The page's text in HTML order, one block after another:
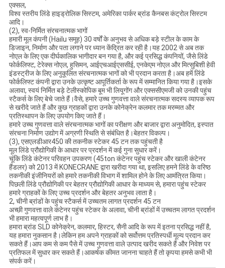
एक्सल,
विश्व स्तरीय लिंडे हाइड्रोलिक सिस्टम, अमेरिका पार्कर ब्रांड कैनबस कंट्रोल सिस्टम
आदि।
(2), स्व-निर्मित संरचनात्मक भागों
हमारी मूल कंपनी (Hailu समूह) 30 वर्षों के अनुभव से अधिक बड़े स्टील के काम के
डिजाइन, निर्माण और पता लगाने पर ध्यान केंद्रित कर रही है।यह 2002 से अब तक
नोएल के लिए एक दीर्घकालिक भागीदार बन गया है, और कई प्रसिद्ध कंपनियों, जैसे लिंडे
फोर्कलिफ्ट, टेरेक्स नोएल, हुसिमन, आईएचआईएससीई, एनकेएम नोएल और मित्सुबिशी हेवी
इंडस्ट्रीज के लिए अनुकूलित संरचनात्मक भागों को भी प्रदान करता है।अब हमें लिंडे
फोर्कलिफ्ट कंपनी द्वारा उनके उत्कृष्ट आपूर्तिकर्ता के रूप में सम्मानित किया गया है।इसके
अलावा, स्वयं निर्मित बड़े टेलीस्कोपिक बूम भी लियूगोंग और एक्ससीएमजी को उनकी पहुंच
स्टैकर्स के लिए बेचे जाते हैं।वैसे, हमारे उच्च गुणवत्ता वाले संरचनात्मक सदस्य व्यापक रूप
से खरीदे जाते हैं और कुछ ग्राहकों द्वारा उनके कोनेक्रेन कलमार तक मरम्मत और
प्रतिस्थापन के लिए उपयोग किए जाते हैं।
हमारे उच्च गुणवत्ता वाले संरचनात्मक भागों का परीक्षण और बाजार द्वारा अनुमोदित, इस्पात
संरचना निर्माण उद्योग में अग्रणी स्थिति से संबंधित है।बेहतर विकल्प।
(3), एसएलडीआर450 की तकनीक स्टेकर 45 टन तक पहुंचती है
मूल लिंडे प्रौद्योगिकी के आधार पर प्रदर्शन में कई गुना सुधार करें।
चूंकि लिंडे कंटेनर परिवहन उपकरण (45ton कंटेनर पहुंच स्टेकर और खाली कंटेनर
हैंडलर) को 2013 में KONECRANE द्वारा खरीदा गया था, इसलिए हमने लिंडे के वरिष्ठ
तकनीकी इंजीनियरों को हमारे तकनीकी विभाग में शामिल होने के लिए आमंत्रित किया।
पिछली लिंडे प्रौद्योगिकी पर बेहतर प्रौद्योगिकी आधार के माध्यम से, हमारा पहुंच स्टेकर
हमारे ग्राहकों के लिए उच्च प्रदर्शन और बेहतर अनुभव लाता है।
2, चीनी ब्रांडों के पहुंच स्टैकर्स में उच्चतम लागत प्रदर्शन 45 टन
अच्छी गुणवत्ता वाले कंटेनर पहुंच स्टेकर के अलावा, चीनी ब्रांडों में उच्चतम लागत प्रदर्शन
भी हमारा महत्वपूर्ण लाभ है।
हमारा ब्रांड SLD कोनेक्रेन, कलमार, हिस्टर, सैनी आदि के रूप में इतना प्रसिद्ध नहीं है,
यह हमारा नुकसान है।लेकिन हम अपने ग्राहकों को सर्वोत्तम प्रतिस्पर्धी मूल्य प्रदान कर
सकते हैं।आप कम से कम पैसे में उच्च गुणवत्ता वाले उत्पाद खरीद सकते हैं और निवेश पर
प्रतिफल में सुधार कर सकते हैं।आकर्षक कीमत जानना चाहते हैं तो कृपया हमसे कभी भी
संपर्क करें।